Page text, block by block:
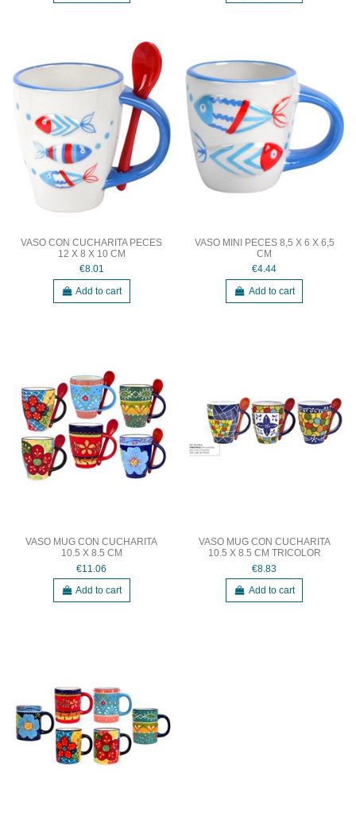
VASO CON CUCHARITA PECES
12 X 8 X 10 CM
€8.01
Add to cart
VASO MINI PECES 8,5 X 6 X 6,5
CM
€4.44
Add to cart
VASO MUG CON CUCHARITA
10.5 X 8.5 CM
€11.06
Add to cart
VASO MUG CON CUCHARITA
10.5 X 8.5 CM TRICOLOR
€8.83
Add to cart